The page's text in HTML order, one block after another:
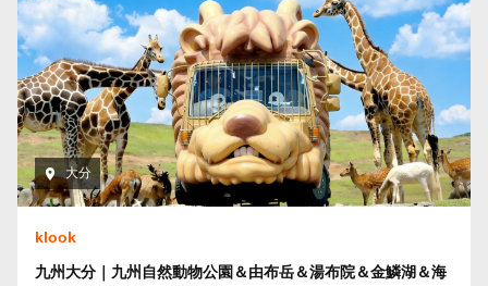
大分
klook
九州大分｜九州自然動物公園＆由布岳＆湯布院＆金鱗湖＆海